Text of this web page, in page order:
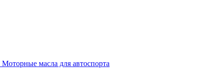
Моторные масла для автоспорта